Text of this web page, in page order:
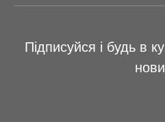
Підписуйся і будь в